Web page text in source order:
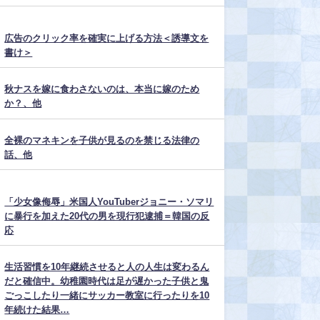
広告のクリック率を確実に上げる方法＜誘導文を
書け＞
秋ナスを嫁に食わさないのは、本当に嫁のため
か？、他
全裸のマネキンを子供が見るのを禁じる法律の
話、他
「少女像侮辱」米国人YouTuberジョニー・ソマリ
に暴行を加えた20代の男を現行犯逮捕＝韓国の反
応
生活習慣を10年継続させると人の人生は変わるん
だと確信中。幼稚園時代は足が遅かった子供と鬼
ごっこしたり一緒にサッカー教室に行ったりを10
年続けた結果…